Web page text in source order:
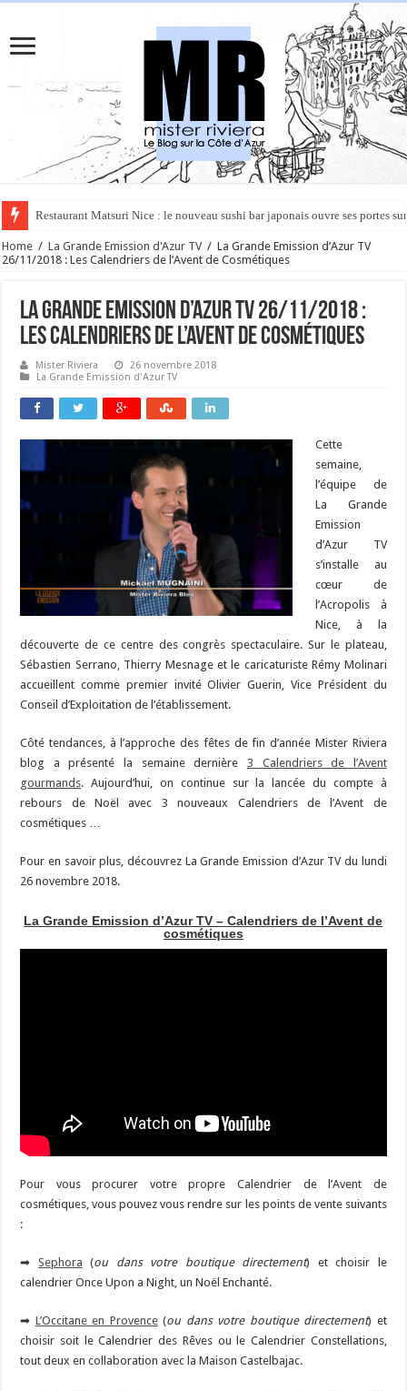
Rüya à Cannes : le restaurant éphémère de l’Hôtel Carlton pour un
Home / La Grande Emission d'Azur TV / La Grande Emission d’Azur TV
26/11/2018 : Les Calendriers de l’Avent de Cosmétiques
La Grande Emission d’Azur TV 26/11/2018 :
Les Calendriers de l’Avent de Cosmétiques
Mister Riviera
26 novembre 2018
La Grande Emission d'Azur TV
Cette
semaine,
l’équipe de
La Grande
Emission
d’Azur TV
s’installe au
cœur de
l’Acropolis à
Nice, à la
découverte de ce centre des congrès spectaculaire. Sur le plateau,
Sébastien Serrano, Thierry Mesnage et le caricaturiste Rémy Molinari
accueillent comme premier invité Olivier Guerin, Vice Président du
Conseil d’Exploitation de l’établissement.
Côté tendances, à l’approche des fêtes de fin d’année Mister Riviera
blog a présenté la semaine dernière 3 Calendriers de l’Avent
gourmands. Aujourd’hui, on continue sur la lancée du compte à
rebours de Noël avec 3 nouveaux Calendriers de l’Avent de
cosmétiques …
Pour en savoir plus, découvrez La Grande Emission d’Azur TV du lundi
26 novembre 2018.
La Grande Emission d’Azur TV – Calendriers de l’Avent de
cosmétiques
Pour vous procurer votre propre Calendrier de l’Avent de
cosmétiques, vous pouvez vous rendre sur les points de vente suivants
:
➡ Sephora (ou dans votre boutique directement) et choisir le
calendrier Once Upon a Night, un Noël Enchanté.
➡ L’Occitane en Provence(ou dans votre boutique directement) et
choisir soit le Calendrier des Rêves ou le Calendrier Constellations,
tout deux en collaboration avec la Maison Castelbajac.